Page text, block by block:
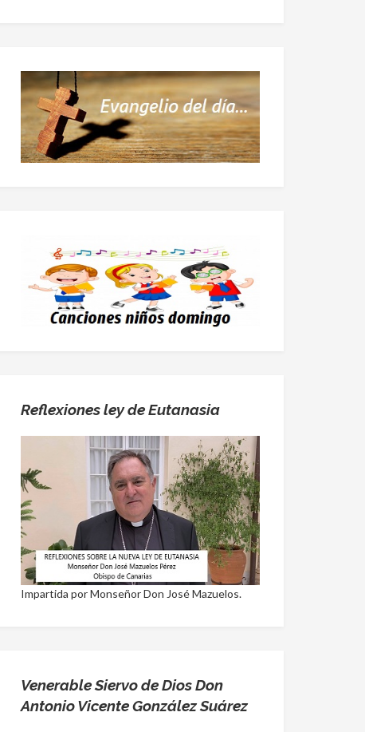
Reflexiones ley de Eutanasia
Impartida por Monseñor Don José Mazuelos.
Venerable Siervo de Dios Don
Antonio Vicente González Suárez